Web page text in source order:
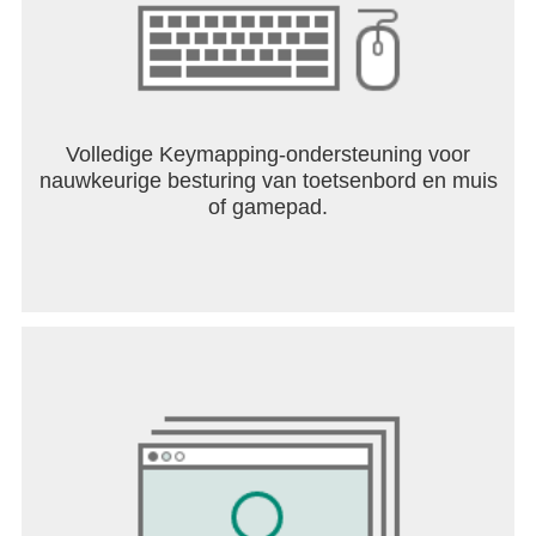
Volledige Keymapping-ondersteuning voor
nauwkeurige besturing van toetsenbord en muis
of gamepad.